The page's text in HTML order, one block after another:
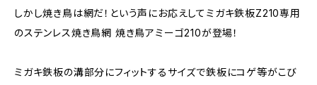
しかし焼き鳥は網だ！という声にお応えしてミガキ鉄板Z210専用
のステンレス焼き鳥網 焼き鳥アミーゴ210が登場！
ミガキ鉄板の溝部分にフィットするサイズで鉄板にコゲ等がこび